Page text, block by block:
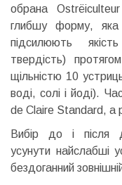
обрана
глибшу форму,
підсилюють
твердість)
щільністю 10
воді, солі і йоді).
de Claire Standard, а
Вибір до і після
усунути найслабші
бездоганний